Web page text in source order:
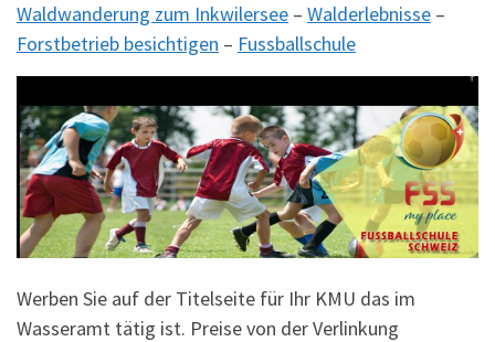
Waldwanderung zum Inkwilersee – Walderlebnisse –
Forstbetrieb besichtigen – Fussballschule
Werben Sie auf der Titelseite für Ihr KMU das im
Wasseramt tätig ist. Preise von der Verlinkung